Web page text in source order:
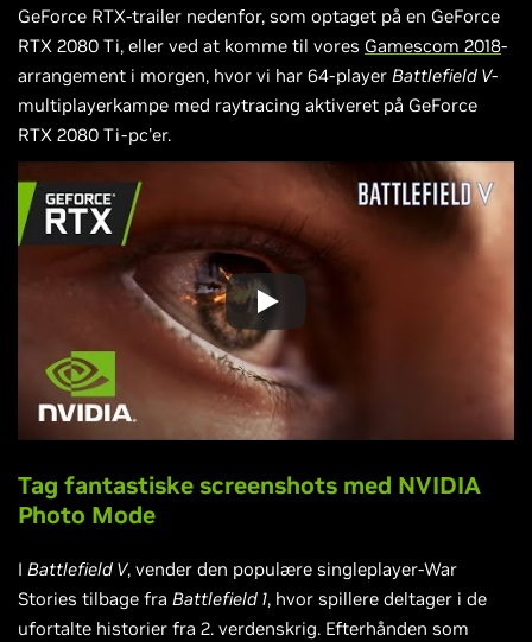
GeForce RTX-trailer nedenfor, som optaget på en GeForce
RTX 2080 Ti, eller ved at komme til vores Gamescom 2018-
arrangement i morgen, hvor vi har 64-player Battlefield V-
multiplayerkampe med raytracing aktiveret på GeForce
RTX 2080 Ti-pc'er.
Tag fantastiske screenshots med NVIDIA
Photo Mode
I Battlefield V, vender den populære singleplayer-War
Stories tilbage fra Battlefield 1, hvor spillere deltager i de
ufortalte historier fra 2. verdenskrig. Efterhånden som